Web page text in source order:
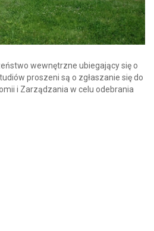
wewnętrzne ubiegający się o
proszeni są o zgłaszanie się do
i Zarządzania w celu odebrania